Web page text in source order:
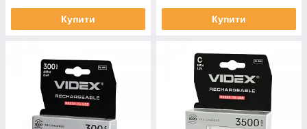
Купити Купити